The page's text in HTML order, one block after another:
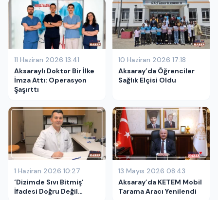
11 Haziran 2026 13:41
Aksaraylı Doktor Bir İlke
İmza Attı: Operasyon
Şaşırttı
10 Haziran 2026 17:18
Aksaray’da Öğrenciler
Sağlık Elçisi Oldu
1 Haziran 2026 10:27
‘Dizimde Sıvı Bitmiş’
İfadesi Doğru Değil…
13 Mayıs 2026 08:43
Aksaray’da KETEM Mobil
Tarama Aracı Yenilendi